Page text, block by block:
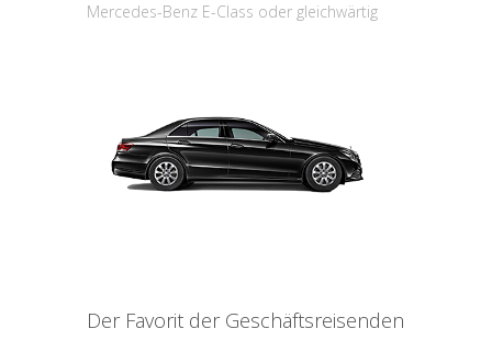
Mercedes-Benz E-Class oder gleichwärtig
Der Favorit der Geschäftsreisenden